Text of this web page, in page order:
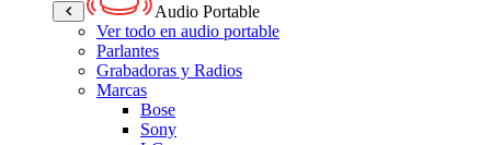
Audio Portable
Ver todo en audio portable
Parlantes
Grabadoras y Radios
Marcas
Bose
Sony